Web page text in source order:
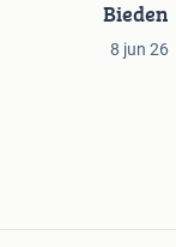
Bieden
8 jun 26